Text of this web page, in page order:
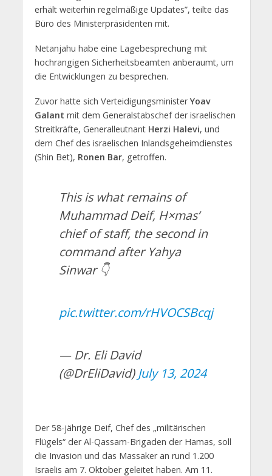
erhält weiterhin regelmäßige Updates”, teilte das
Büro des Ministerpräsidenten mit.
Netanjahu habe eine Lagebesprechung mit
hochrangigen Sicherheitsbeamten anberaumt, um
die Entwicklungen zu besprechen.
Zuvor hatte sich VerteidigungsministerYoav
Galant mit dem Generalstabschef der israelischen
Streitkräfte, Generalleutnant Herzi Halevi, und
dem Chef des israelischen Inlandsgeheimdienstes
(Shin Bet), Ronen Bar, getroffen.
This is what remains of
Muhammad Deif, H×mas‘
chief of staff, the second in
command after Yahya
Sinwar 👇
pic.twitter.com/rHVOCSBcqj
— Dr. Eli David
(@DrEliDavid) July 13, 2024
Der 58-jährige Deif, Chef des „militärischen
Flügels“ der Al-Qassam-Brigaden der Hamas, soll
die Invasion und das Massaker an rund 1.200
Israelis am 7. Oktober geleitet haben. Am 11.